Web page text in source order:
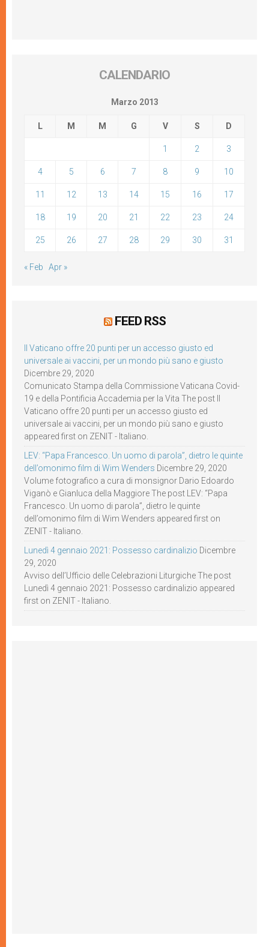
CALENDARIO
Marzo 2013
L M M G V S D
1 2 3
4 5 6 7 8 9 10
11 12 13 14 15 16 17
18 19 20 21 22 23 24
25 26 27 28 29 30 31
« Feb Apr »
FEED RSS
Il Vaticano offre 20 punti per un accesso giusto ed
universale ai vaccini, per un mondo più sano e giusto
Dicembre 29, 2020
Comunicato Stampa della Commissione Vaticana Covid-
19 e della Pontificia Accademia per la Vita The post Il
Vaticano offre 20 punti per un accesso giusto ed
universale ai vaccini, per un mondo più sano e giusto
appeared first on ZENIT - Italiano.
LEV: “Papa Francesco. Un uomo di parola”, dietro le quinte
dell’omonimo film di Wim Wenders Dicembre 29, 2020
Volume fotografico a cura di monsignor Dario Edoardo
Viganò e Gianluca della Maggiore The post LEV: “Papa
Francesco. Un uomo di parola”, dietro le quinte
dell’omonimo film di Wim Wenders appeared first on
ZENIT - Italiano.
Lunedì 4 gennaio 2021: Possesso cardinalizio Dicembre
29, 2020
Avviso dell’Ufficio delle Celebrazioni Liturgiche The post
Lunedì 4 gennaio 2021: Possesso cardinalizio appeared
first on ZENIT - Italiano.